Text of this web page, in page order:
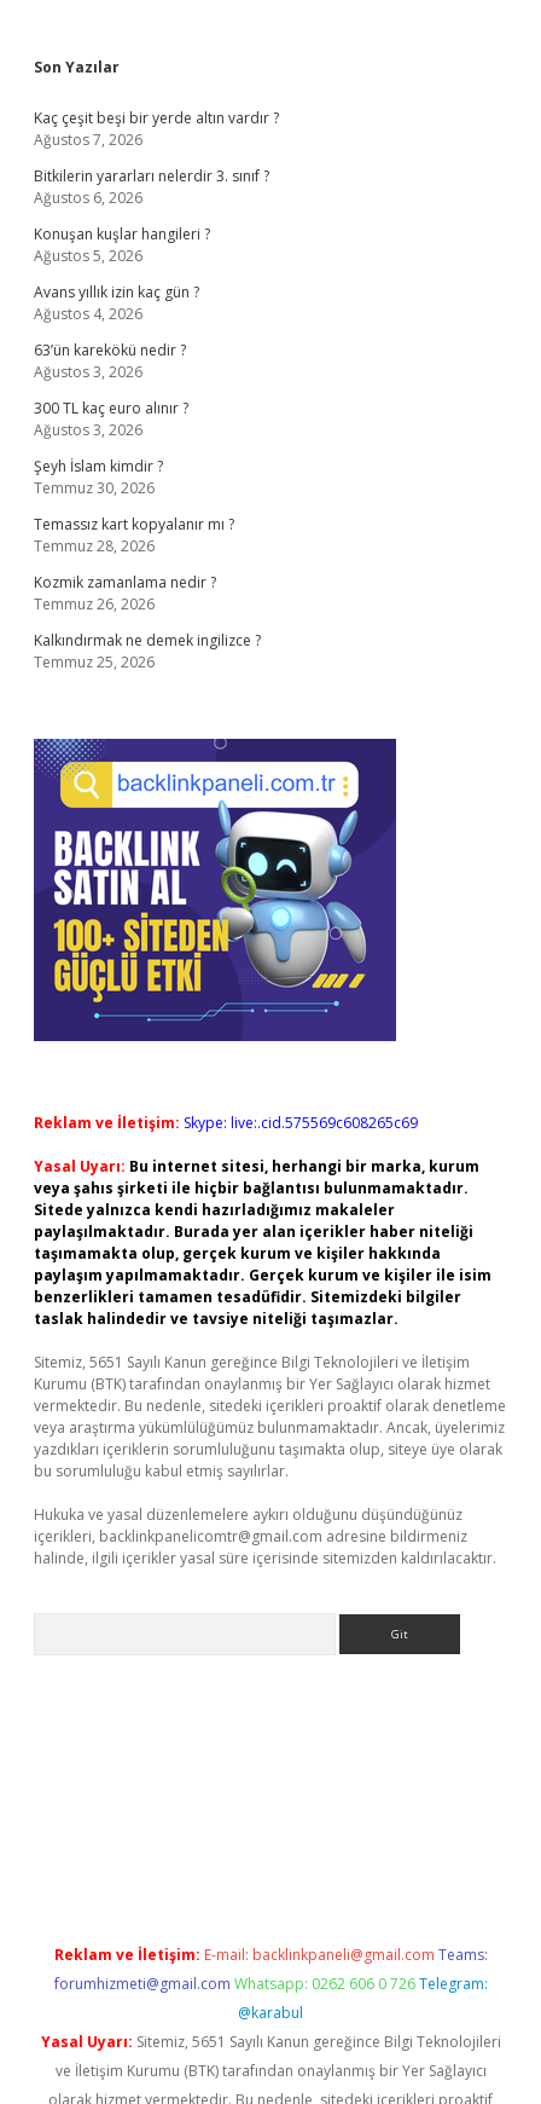
Sidebar
Son Yazılar
Kaç çeşit beşi bir yerde altın vardır ?
Ağustos 7, 2026
Bitkilerin yararları nelerdir 3. sınıf ?
Ağustos 6, 2026
Konuşan kuşlar hangileri ?
Ağustos 5, 2026
Avans yıllık izin kaç gün ?
Ağustos 4, 2026
63’ün karekökü nedir ?
Ağustos 3, 2026
300 TL kaç euro alınır ?
Ağustos 3, 2026
Şeyh İslam kimdir ?
Temmuz 30, 2026
Temassız kart kopyalanır mı ?
Temmuz 28, 2026
Kozmik zamanlama nedir ?
Temmuz 26, 2026
Kalkındırmak ne demek ingilizce ?
Temmuz 25, 2026
Reklam ve İletişim: Skype: live:.cid.575569c608265c69
Yasal Uyarı: Bu internet sitesi, herhangi bir marka, kurum
veya şahıs şirketi ile hiçbir bağlantısı bulunmamaktadır.
Sitede yalnızca kendi hazırladığımız makaleler
paylaşılmaktadır. Burada yer alan içerikler haber niteliği
taşımamakta olup, gerçek kurum ve kişiler hakkında
paylaşım yapılmamaktadır. Gerçek kurum ve kişiler ile isim
benzerlikleri tamamen tesadüfidir. Sitemizdeki bilgiler
taslak halindedir ve tavsiye niteliği taşımazlar.
Sitemiz, 5651 Sayılı Kanun gereğince Bilgi Teknolojileri ve İletişim
Kurumu (BTK) tarafından onaylanmış bir Yer Sağlayıcı olarak hizmet
vermektedir. Bu nedenle, sitedeki içerikleri proaktif olarak denetleme
veya araştırma yükümlülüğümüz bulunmamaktadır. Ancak, üyelerimiz
yazdıkları içeriklerin sorumluluğunu taşımakta olup, siteye üye olarak
bu sorumluluğu kabul etmiş sayılırlar.
Hukuka ve yasal düzenlemelere aykırı olduğunu düşündüğünüz
içerikleri, backlinkpanelicomtr@gmail.com adresine bildirmeniz
halinde, ilgili içerikler yasal süre içerisinde sitemizden kaldırılacaktır.
Reklam ve İletişim: E-mail: backlinkpaneli@gmail.com Teams:
forumhizmeti@gmail.com Whatsapp: 0262 606 0 726 Telegram:
@karabul
Yasal Uyarı: Sitemiz, 5651 Sayılı Kanun gereğince Bilgi Teknolojileri
ve İletişim Kurumu (BTK) tarafından onaylanmış bir Yer Sağlayıcı
olarak hizmet vermektedir. Bu nedenle, sitedeki içerikleri proaktif